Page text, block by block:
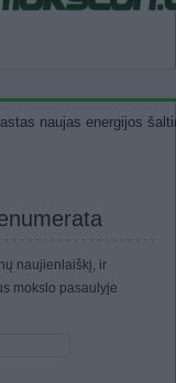
naujas energijos
naujienlaiškį, ir
mokslo pasaulyje